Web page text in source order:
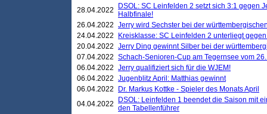
28.04.2022
DSOL: SC Leinfelden 2 setzt sich 3:1 gegen
Halbfinale!
26.04.2022 Jerry wird Sechster bei der
24.04.2022
Kreisklasse: SC Leinfelden 2 unterliegt
20.04.2022 Jerry Ding gewinnt Silber bei der
07.04.2022 Schach-Senioren-Cup am Tegernsee vom
06.04.2022 Jerry qualifiziert sich für die WJEM!
06.04.2022 Jugenblitz April: Matthias gewinnt
06.04.2022
Dr. Markus Kottke - Spieler des Monats April
04.04.2022
DSOL: Leinfelden 1 beendet die Saison mit
den Tabellenführer